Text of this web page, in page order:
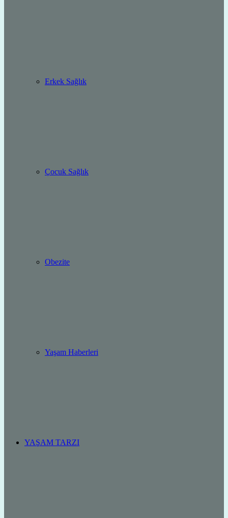
Erkek Sağlık
Çocuk Sağlık
Obezite
Yaşam Haberleri
YAŞAM TARZI